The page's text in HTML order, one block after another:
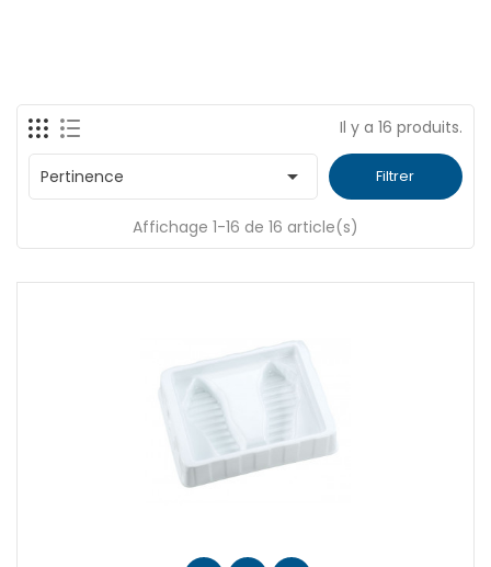
Il y a 16 produits.
Pertinence  Filtrer
Affichage 1-16 de 16 article(s)